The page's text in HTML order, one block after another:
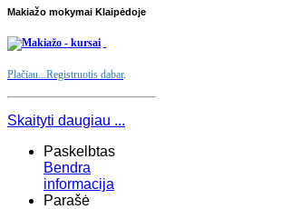
Makiažo mokymai Klaipėdoje
Plačiau...Registruotis dabar.
Skaityti daugiau ...
Paskelbtas
Bendra
informacija
Parašė